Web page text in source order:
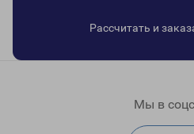
Рассчитать и
Мы в